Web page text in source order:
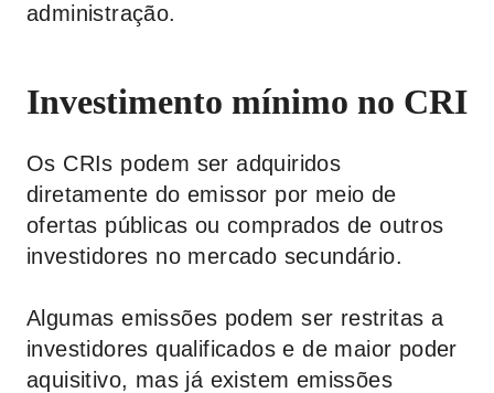
administração.
Investimento mínimo no CRI
Os CRIs podem ser adquiridos
diretamente do emissor por meio de
ofertas públicas ou comprados de outros
investidores no mercado secundário.
Algumas emissões podem ser restritas a
investidores qualificados e de maior poder
aquisitivo, mas já existem emissões